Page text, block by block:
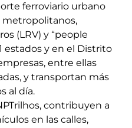
ferroviario urbano
metropolitanos,
(LRV) y “people
estados y en el Distrito
entre ellas
y transportan más
al día.
contribuyen a
en las calles,